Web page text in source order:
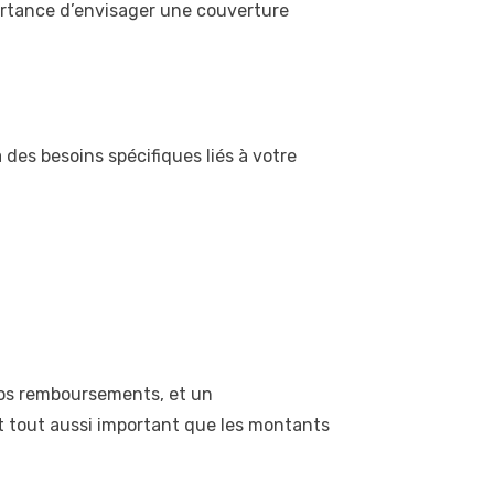
d’envisager une couverture
besoins spécifiques liés à votre
remboursements, et un
tout aussi important que les montants